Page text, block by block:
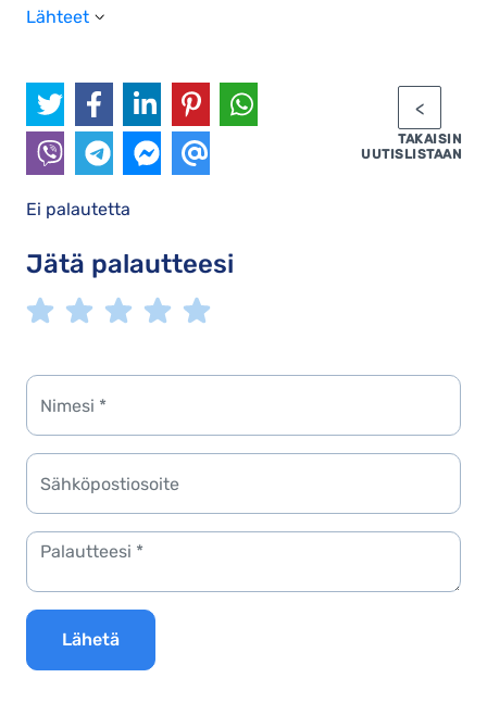
Lähteet
TAKAISIN
UUTISLISTAAN
Ei palautetta
Jätä palautteesi
Lähetä